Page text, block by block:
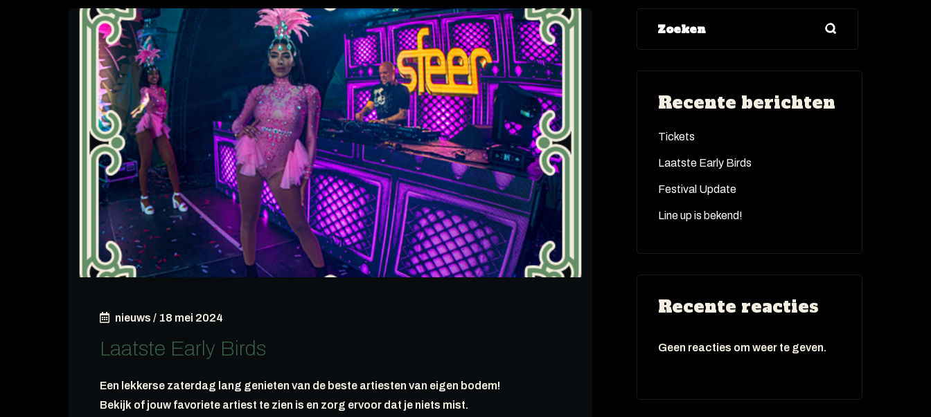
nieuws / 18 mei 2024
Laatste Early Birds
Een lekkerse zaterdag lang genieten van de beste artiesten van eigen bodem!
Bekijk of jouw favoriete artiest te zien is en zorg ervoor dat je niets mist.
Zoeken
Recente berichten
Tickets
Laatste Early Birds
Festival Update
Line up is bekend!
Recente reacties
Geen reacties om weer te geven.